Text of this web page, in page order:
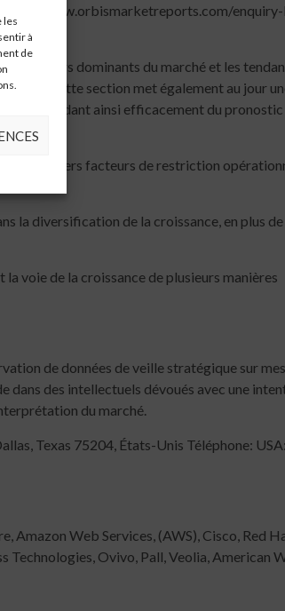
les
à
de
https://www.orbismarketreports.com/
moteurs dominants du marché et les
de cette section met également au jour
décidant ainsi efficacement du
divers facteurs de restriction
la diversification de la croissance, en plus de
voie de la croissance de plusieurs manières
de données de veille stratégique sur
dans des intellectuels dévoués avec une
du marché.
Texas 75204, États-Unis Téléphone:
Web Services, (AWS), Cisco, Red
Ovivo, Pall, Veolia, American